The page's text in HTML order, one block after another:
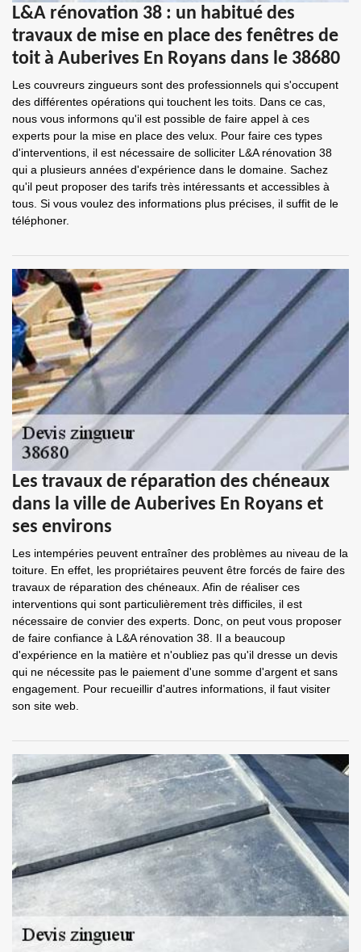
L&A rénovation 38 : un habitué des
travaux de mise en place des fenêtres de
toit à Auberives En Royans dans le 38680
Les couvreurs zingueurs sont des professionnels qui s'occupent
des différentes opérations qui touchent les toits. Dans ce cas,
nous vous informons qu'il est possible de faire appel à ces
experts pour la mise en place des velux. Pour faire ces types
d'interventions, il est nécessaire de solliciter L&A rénovation 38
qui a plusieurs années d'expérience dans le domaine. Sachez
qu'il peut proposer des tarifs très intéressants et accessibles à
tous. Si vous voulez des informations plus précises, il suffit de le
téléphoner.
Les travaux de réparation des chéneaux
dans la ville de Auberives En Royans et
ses environs
Les intempéries peuvent entraîner des problèmes au niveau de la
toiture. En effet, les propriétaires peuvent être forcés de faire des
travaux de réparation des chéneaux. Afin de réaliser ces
interventions qui sont particulièrement très difficiles, il est
nécessaire de convier des experts. Donc, on peut vous proposer
de faire confiance à L&A rénovation 38. Il a beaucoup
d'expérience en la matière et n'oubliez pas qu'il dresse un devis
qui ne nécessite pas le paiement d'une somme d'argent et sans
engagement. Pour recueillir d'autres informations, il faut visiter
son site web.